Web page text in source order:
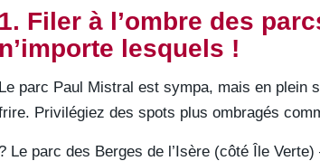
1. Filer à l’ombre des
n’importe lesquels !
Le parc Paul Mistral est sympa, mais en plein
Privilégiez des spots plus ombragés
? Le parc des Berges de l’Isère (côté Île